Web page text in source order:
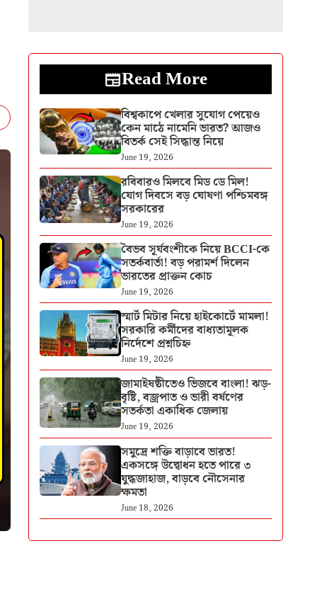
Read More
বিশ্বকাপে খেলার সুযোগ পেয়েও
কেন মাঠে নামেনি ভারত? আজও
বিতর্ক সেই সিদ্ধান্ত নিয়ে
June 19, 2026
রবিবারও মিলবে মিড ডে মিল!
যোগ দিবসে বড় ঘোষণা পশ্চিমবঙ্গ
সরকারের
June 19, 2026
বৈভব সূর্যবংশীকে নিয়ে BCCI-কে
সতর্কবার্তা! বড় পরামর্শ দিলেন
ভারতের প্রাক্তন কোচ
June 19, 2026
স্মার্ট মিটার নিয়ে হাইকোর্টে মামলা!
সরকারি কর্মীদের বাধ্যতামূলক
নির্দেশে প্রশ্নচিহ্ন
June 19, 2026
জামাইষষ্ঠীতেও ভিজবে বাংলা! ঝড়-
বৃষ্টি, বজ্রপাত ও ভারী বর্ষণের
সতর্কতা একাধিক জেলায়
June 19, 2026
সমুদ্রে শক্তি বাড়াবে ভারত!
একসঙ্গে উদ্বোধন হতে পারে ৩
যুদ্ধজাহাজ, বাড়বে নৌসেনার
ক্ষমতা
June 18, 2026